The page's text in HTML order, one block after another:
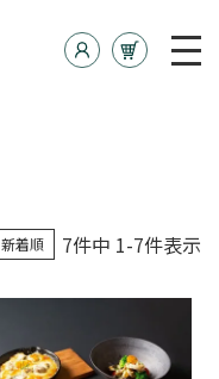
新着順 7件中 1-7件表示